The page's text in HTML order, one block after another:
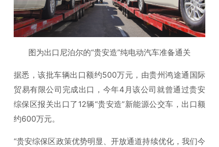
图为出口尼泊尔的“贵安造”纯电动汽车准备通关
据悉，该批车辆出口额约500万元，由贵州鸿途通国际
贸易有限公司完成出口，今年4月该公司就曾通过贵安
综保区报关出口了12辆“贵安造”新能源公交车，出口额
约600万元。
“贵安综保区政策优势明显、开放通道持续优化，我们今